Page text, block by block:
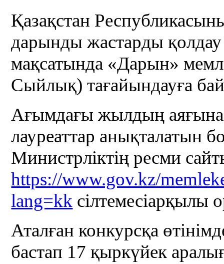
Қазақстан
дарынды жастарды
мақсатында «Дарын»
Сыйлық) тағайындауға
Ағымдағы жылдың
лауреаттар анықталатын
Министрліктің ресми
https://www.gov.kz/
lang=kk сілтемесіарқылы
Аталған конкурсқа
бастап 17 қыркүйек